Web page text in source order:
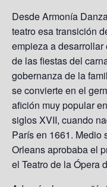
Desde Armonía
teatro esa transición
empieza a
de las fiestas del
gobernanza de la
se convierte en el
afición muy popular
siglos XVII, cuando
París en 1661. Medio
Orleans aprobaba el
el Teatro de la Ópera